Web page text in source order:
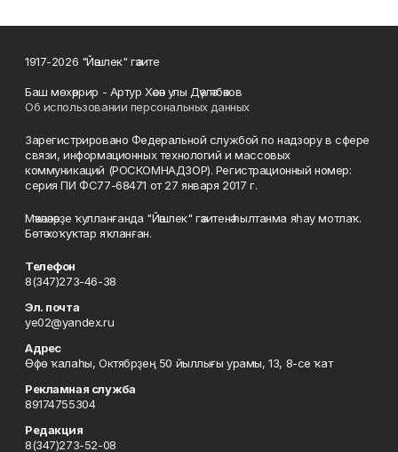
1917-2026 "Йәшлек" гәзите
Баш мөхәррир - Артур Хәсән улы Дәүләтбәков
Об использовании персональных данных
Зарегистрировано Федеральной службой по надзору в сфере
связи, информационных технологий и массовых
коммуникаций (РОСКОМНАДЗОР). Регистрационный номер:
серия ПИ ФС77-68471 от 27 января 2017 г.
Мәҡәләләрҙе ҡулланғанда "Йәшлек" гәзитенә һылтанма яһау мотлаҡ.
Бөтә хоҡуҡтар яҡланған.
Телефон
8(347)273-46-38
Эл. почта
ye02@yandex.ru
Адрес
Өфө ҡалаһы, Октябрҙең 50 йыллығы урамы, 13, 8-се ҡат
Рекламная служба
89174755304
Редакция
8(347)273-52-08